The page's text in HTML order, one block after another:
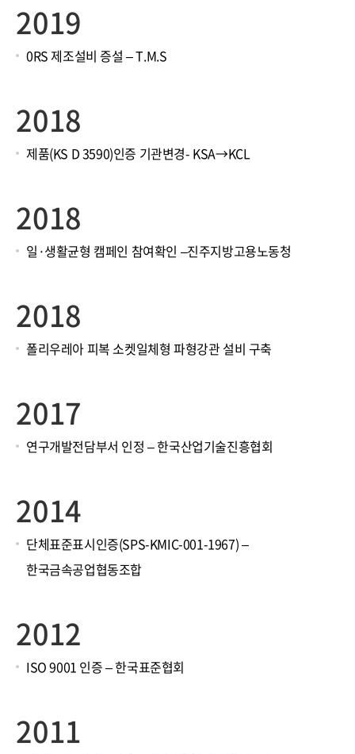
2019
0RS 제조설비 증설 – T.M.S
2018
제품(KS D 3590)인증 기관변경- KSA→KCL
2018
일·생활균형 캠페인 참여확인 –진주지방고용노동청
2018
폴리우레아 피복 소켓일체형 파형강관 설비 구축
2017
연구개발전담부서 인정 – 한국산업기술진흥협회
2014
단체표준표시인증(SPS-KMIC-001-1967) –
한국금속공업협동조합
2012
ISO 9001 인증 – 한국표준협회
2011